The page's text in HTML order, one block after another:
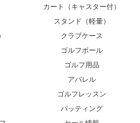
カート（キャスター付）
スタンド（軽量）
クラブケース
ゴルフボール
ゴルフ用品
アパレル
ゴルフレッスン
パッティング